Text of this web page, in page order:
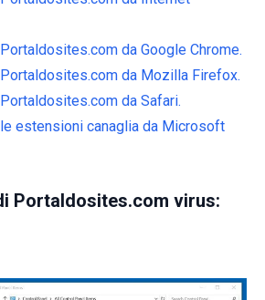
da Google Chrome.
da Mozilla Firefox.
da Safari.
estensioni canaglia da Microsoft
Portaldosites.com virus: